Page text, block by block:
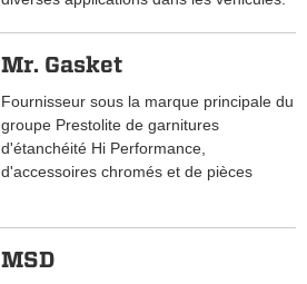
Mr. Gasket
Fournisseur sous la marque principale du
groupe Prestolite de garnitures
d'étanchéité Hi Performance,
d'accessoires chromés et de pièces
MSD